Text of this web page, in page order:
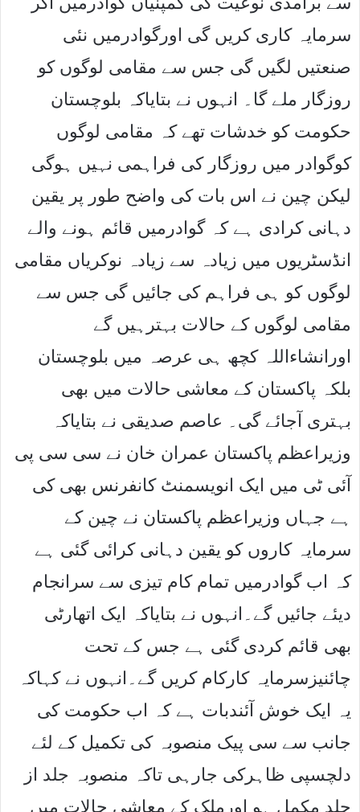
سرمایہ کاری کریں گی اورگوادرمیں نئی
صنعتیں لگیں گی جس سے مقامی لوگوں کو
روزگار ملے گا۔ انہوں نے بتایاکہ بلوچستان
حکومت کو خدشات تھے کہ مقامی لوگوں
کوگوادر میں روزگار کی فراہمی نہیں ہوگی
لیکن چین نے اس بات کی واضح طور پر یقین
دہانی کرادی ہے کہ گوادرمیں قائم ہونے والے
انڈسٹریوں میں زیادہ سے زیادہ نوکریاں مقامی
لوگوں کو ہی فراہم کی جائیں گی جس سے
مقامی لوگوں کے حالات بہترہیں گے
اورانشاءاللہ کچھ ہی عرصہ میں بلوچستان
بلکہ پاکستان کے معاشی حالات میں بھی
بہتری آجائے گی۔ عاصم صدیقی نے بتایاکہ
وزیراعظم پاکستان عمران خان نے سی سی پی
آئی ٹی میں ایک انویسمنٹ کانفرنس بھی کی
ہے جہاں وزیراعظم پاکستان نے چین کے
سرمایہ کاروں کو یقین دہانی کرائی گئی ہے
کہ اب گوادرمیں تمام کام تیزی سے سرانجام
دیئے جائیں گے۔انہوں نے بتایاکہ ایک اتھارٹی
بھی قائم کردی گئی ہے جس کے تحت
چائنیزسرمایہ کارکام کریں گے۔انہوں نے کہاکہ
یہ ایک خوش آئندبات ہے کہ اب حکومت کی
جانب سے سی پیک منصوبہ کی تکمیل کے لئے
دلچسپی ظاہرکی جارہی تاکہ منصوبہ جلد از
جلد مکمل ہو اورملک کے معاشی حالات میں